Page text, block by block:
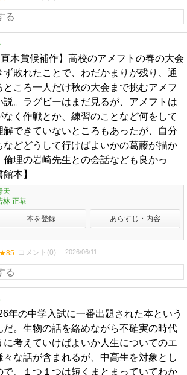
直木賞候補作】高校のアメフトの春の大会
ず敗れたことで、わだかまりが残り、通
ところ一人だけ秋の大会まで挑むアメフ
説。ラグビーはまだ見るが、アメフトは
なく作戦とか、練習のことなど何をして
解できていないところもあったが、自分
などどうして行けばよいかの葛藤が描か
倫理の岩崎先生との会話なども良かっ
本】
天
林 正恭
本を登録 あらすじ・内容
★85 コメント(0) 2026/06/11
年の中学入試に一番出題された本という
だ。生物の話を絡めながら不確実の時代
に考えていけばよいか人生についてのエ
々な話が含まれるが、中高生を対象とし
で、１つ１つは短くまとまっていてわか